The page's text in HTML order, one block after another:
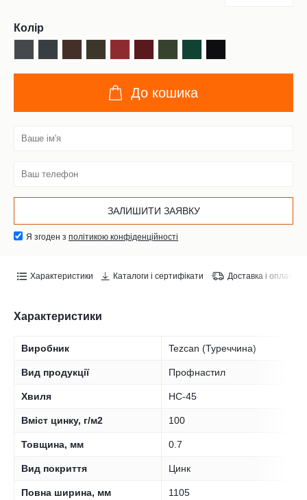
Колір
До кошика
Я згоден з політикою конфіденційності
Характеристики Каталоги і сертифікати Доставка і оплата
Характеристики
Виробник Tezcan (Туреччина)
Вид продукції Профнастил
Хвиля НС-45
Вміст цинку, г/м2 100
Товщина, мм 0.7
Вид покриття Цинк
Повна ширина, мм 1105